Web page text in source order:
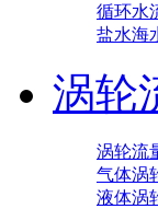
循环水
盐水海
涡轮
涡轮流
气体涡
液体涡